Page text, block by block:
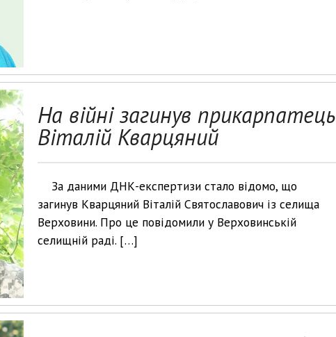
На війні загинув прикарпатець
Віталій Кварцяний
За даними ДНК-експертизи стало відомо, що
загинув Кварцяний Віталій Святославович із селища
Верховини. Про це повідомили у Верховинській
селищній раді. […]